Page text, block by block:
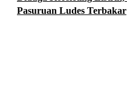
Pasuruan Ludes Terbakar